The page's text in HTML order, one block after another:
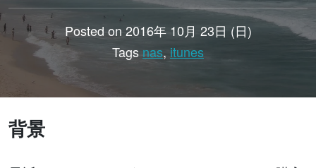
Posted on 2016年 10月 23日 (日)
Tagsnas, itunes
nas, iTunes
背景